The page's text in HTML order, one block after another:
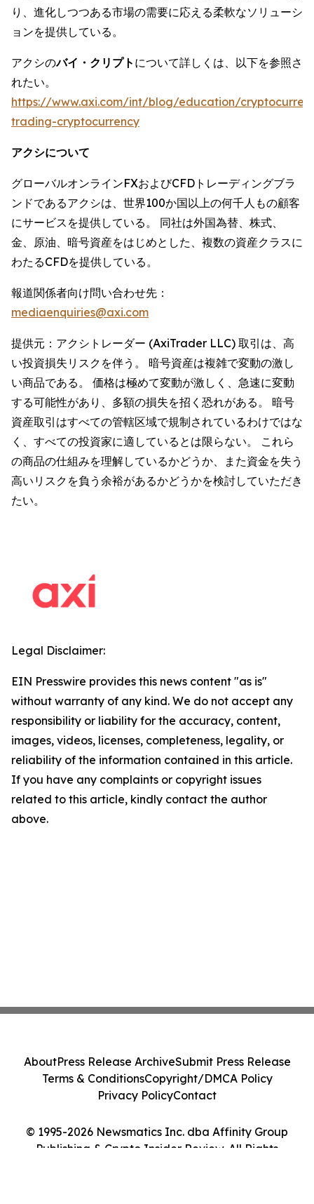
り、進化しつつある市場の需要に応える柔軟なソリューシ
ョンを提供している。
アクシのバイ・クリプト について詳しくは、以下を参照さ
れたい。
https://www.axi.com/int/blog/education/
trading-cryptocurrency
アクシについて
グローバルオンラインFXおよびCFDトレーディングブラ
ンドであるアクシは、世界100か国以上の何千人もの顧客
にサービスを提供している。 同社は外国為替、株式、
金、原油、暗号資産をはじめとした、複数の資産クラスに
わたるCFDを提供している。
報道関係者向け問い合わせ先：
mediaenquiries@axi.com
提供元：アクシトレーダー (AxiTrader LLC) 取引は、高
い投資損失リスクを伴う。 暗号資産は複雑で変動の激し
い商品である。 価格は極めて変動が激しく、急速に変動
する可能性があり、多額の損失を招く恐れがある。 暗号
資産取引はすべての管轄区域で規制されているわけではな
く、すべての投資家に適しているとは限らない。 これら
の商品の仕組みを理解しているかどうか、また資金を失う
高いリスクを負う余裕があるかどうかを検討していただき
たい。
Legal Disclaimer:
EIN Presswire provides this news content "as is"
without warranty of any kind. We do not accept any
responsibility or liability for the accuracy, content,
images, videos, licenses, completeness, legality, or
reliability of the information contained in this article.
If you have any complaints or copyright issues
related to this article, kindly contact the author
above.
© 1995-2026 Newsmatics Inc. dba Affinity Group
Publishing & Crypto Insider Review. All Rights
AboutPress Release ArchiveSubmit Press Release
Terms & ConditionsCopyright/DMCA Policy
Privacy PolicyContact